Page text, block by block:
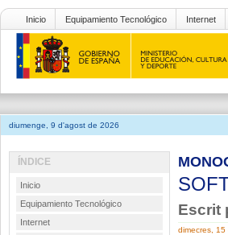
Inicio Equipamiento Tecnológico Internet
diumenge, 9 d'agost de 2026
Escrit
dimecres,
ÍNDICE
Inicio
Equipamiento Tecnológico
Internet